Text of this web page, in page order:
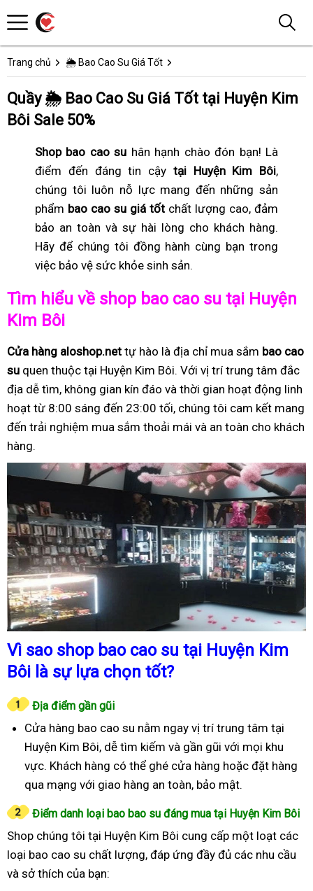
Trang chủ 🌦️ Bao Cao Su Giá Tốt
Quầy 🌦️ Bao Cao Su Giá Tốt tại Huyện Kim
Bôi Sale 50%
Shop bao cao su hân hạnh chào đón bạn! Là
điểm đến đáng tin cậy tại Huyện Kim Bôi,
chúng tôi luôn nỗ lực mang đến những sản
phẩm bao cao su giá tốt chất lượng cao, đảm
bảo an toàn và sự hài lòng cho khách hàng.
Hãy để chúng tôi đồng hành cùng bạn trong
việc bảo vệ sức khỏe sinh sản.
Tìm hiểu về shop bao cao su tại Huyện
Kim Bôi
Cửa hàng aloshop.net tự hào là địa chỉ mua sắm bao cao
su quen thuộc tại Huyện Kim Bôi. Với vị trí trung tâm đắc
địa dễ tìm, không gian kín đáo và thời gian hoạt động linh
hoạt từ 8:00 sáng đến 23:00 tối, chúng tôi cam kết mang
đến trải nghiệm mua sắm thoải mái và an toàn cho khách
hàng.
Vì sao shop bao cao su tại Huyện Kim
Bôi là sự lựa chọn tốt?
Địa điểm gần gũi
Cửa hàng bao cao su nằm ngay vị trí trung tâm tại
Huyện Kim Bôi, dễ tìm kiếm và gần gũi với mọi khu
vực. Khách hàng có thể ghé cửa hàng hoặc đặt hàng
qua mạng với giao hàng an toàn, bảo mật.
Điểm danh loại bao bao su đáng mua tại Huyện Kim Bôi
Shop chúng tôi tại Huyện Kim Bôi cung cấp một loạt các
loại bao cao su chất lượng, đáp ứng đầy đủ các nhu cầu
và sở thích của bạn: